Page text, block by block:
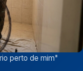
perto de mim"